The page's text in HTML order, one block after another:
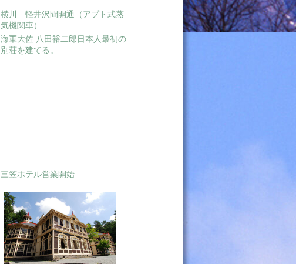
横川―軽井沢間開通（アプト式蒸
気機関車）
海軍大佐 八田裕二郎日本人最初の
別荘を建てる。
三笠ホテル営業開始